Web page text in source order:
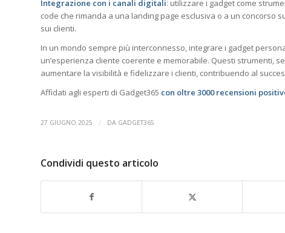
Integrazione con i canali digitali: utilizzare i gadget come
code che rimanda a una landing page esclusiva o a un concorso
sui clienti.
In un mondo sempre più interconnesso, integrare i gadget
un’esperienza cliente coerente e memorabile. Questi strumenti,
aumentare la visibilità e fidelizzare i clienti, contribuendo al
Affidati agli esperti di Gadget365 con oltre 3000 recensioni
27 GIUGNO 2025 / DA GADGET365
Condividi questo articolo